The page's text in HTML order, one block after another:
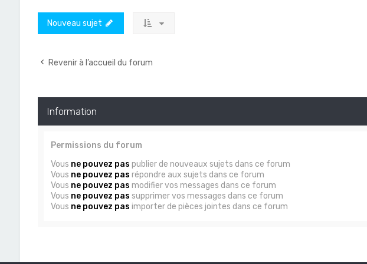
Nouveau sujet
Revenir à l’accueil du forum
Information
Permissions du forum
Vous ne pouvez pas publier de nouveaux sujets dans ce forum
Vous ne pouvez pas répondre aux sujets dans ce forum
Vous ne pouvez pas modifier vos messages dans ce forum
Vous ne pouvez pas supprimer vos messages dans ce forum
Vous ne pouvez pas importer de pièces jointes dans ce forum